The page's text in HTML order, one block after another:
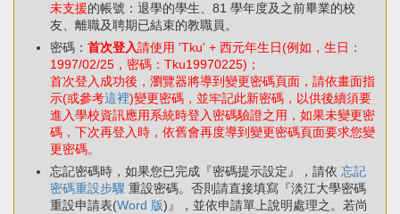
未支援的帳號：退學的學生、81 學年度及之前畢業的校
友、離職及聘期已結束的教職員。
密碼： 首次登入請使用 'Tku' + 西元年生日(例如，生日：
1997/02/25，密碼：Tku19970225)；
首次登入成功後，瀏覽器將導到變更密碼頁面，請依畫面指
示(或參考這裡)變更密碼，並牢記此新密碼，以供後續須要
進入學校資訊應用系統時登入密碼驗證之用，如果未變更密
碼，下次再登入時，依舊會再度導到變更密碼頁面要求您變
更密碼。
忘記密碼時，如果您已完成『密碼提示設定』，請依 忘記
密碼重設步驟 重設密碼。否則請直接填寫『淡江大學密碼
重設申請表(Word 版)』，並依申請單上說明處理之。若尚